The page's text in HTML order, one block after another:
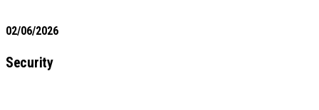
02/06/2026
Security